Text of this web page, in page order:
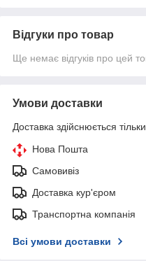
Відгуки про товар
Ще немає відгуків про цей
Умови доставки
Доставка здійснюється
Нова Пошта
Самовивіз
Доставка кур'єром
Транспортна компанія
Всі умови доставки